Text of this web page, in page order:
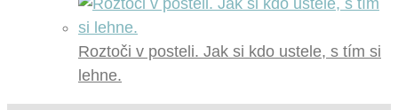
Roztoči v posteli. Jak si kdo ustele, s tím si
lehne.